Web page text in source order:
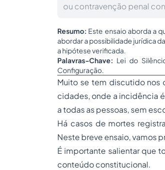
ou contravenção penal
Resumo: Este ensaio aborda a
abordar a possibilidade jurídica
a hipótese verificada.
Palavras-Chave: Lei do
Configuração.
Muito se tem discutido nos
cidades, onde a incidência
a todas as pessoas, sem
Há casos de mortes
Neste breve ensaio, vamos
É importante salientar que
conteúdo constitucional.